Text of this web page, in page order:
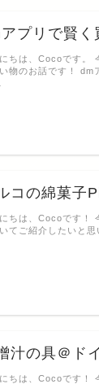
プリで賢く
ちは、Cocoです。
物のお話です！ dm
コの綿菓子
ちは、Cocoです！
てご紹介したいと
汁の具＠ド
ちは、Cocoです！